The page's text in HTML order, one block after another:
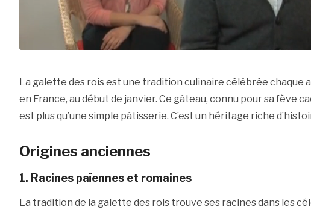
La galette des rois est une tradition culinaire célébrée chaque
en France, au début de janvier. Ce gâteau, connu pour sa fève
est plus qu’une simple pâtisserie. C’est un héritage riche
Origines anciennes
1. Racines païennes et romaines
La tradition de la galette des rois trouve ses racines dans les